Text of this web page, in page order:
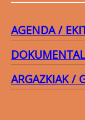
AGENDA /
ARGAZKIAK /